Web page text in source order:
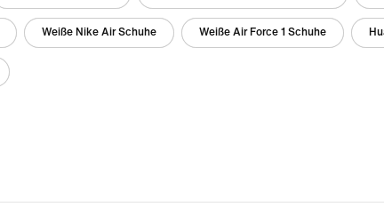
Weiße Nike Air Schuhe Weiße Air Force 1 Schuhe